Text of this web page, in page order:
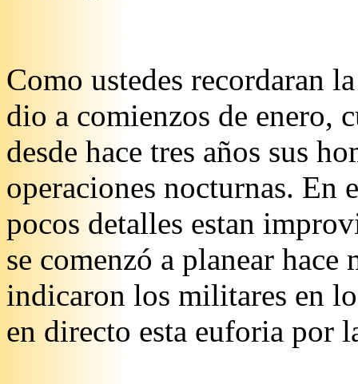
Como ustedes recordaran
dio a comienzos de enero,
desde hace tres años sus
operaciones nocturnas. En
pocos detalles estan
se comenzó a planear
indicaron los militares en
en directo esta euforia por